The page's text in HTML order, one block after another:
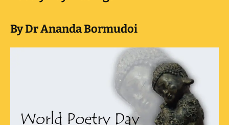
By Dr Ananda Bormudoi